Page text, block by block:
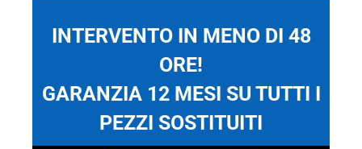
INTERVENTO IN MENO DI 48
ORE!
GARANZIA 12 MESI SU TUTTI I
PEZZI SOSTITUITI